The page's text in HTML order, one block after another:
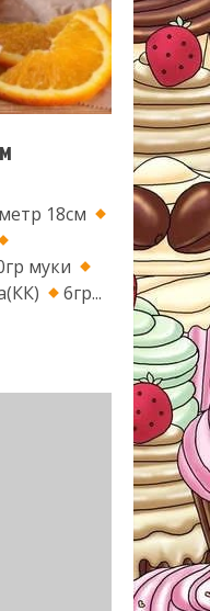
18см
муки
6гр...